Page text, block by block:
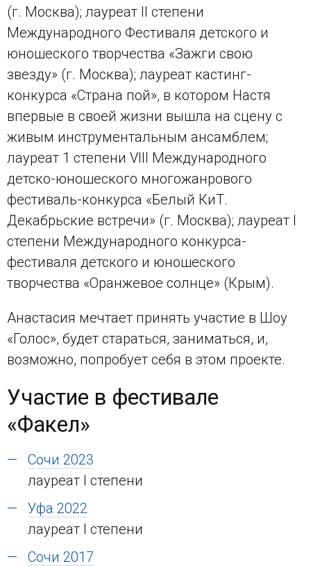
(г. Москва); лауреат II степени
Международного Фестиваля детского и
юношеского творчества «Зажги свою
звезду» (г. Москва); лауреат кастинг-
конкурса «Страна пой», в котором Настя
впервые в своей жизни вышла на сцену с
живым инструментальным ансамблем;
лауреат 1 степени VIII Международного
детско-юношеского многожанрового
фестиваль-конкурса «Белый КиТ.
Декабрьские встречи» (г. Москва); лауреат I
степени Международного конкурса-
фестиваля детского и юношеского
творчества «Оранжевое солнце» (Крым).
Анастасия мечтает принять участие в Шоу
«Голос», будет стараться, заниматься, и,
возможно, попробует себя в этом проекте.
Участие в фестивале
«Факел»
Сочи 2023
лауреат I степени
Уфа 2022
лауреат I степени
Сочи 2017